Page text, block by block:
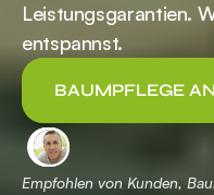
Leistungsgarantien.
entspannst.
BAUMPFLEGE
Empfohlen von Kunden,